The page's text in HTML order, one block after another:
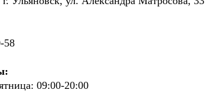
58
09:00-20:00